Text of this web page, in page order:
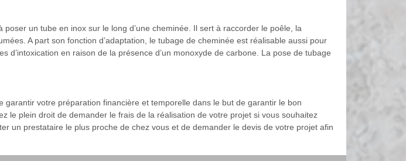
un tube en inox sur le long d’une cheminée. Il sert à raccorder le poêle, la
A part son fonction d’adaptation, le tubage de cheminée est réalisable aussi pour
d’intoxication en raison de la présence d’un monoxyde de carbone. La pose de tubage
votre préparation financière et temporelle dans le but de garantir le bon
le plein droit de demander le frais de la réalisation de votre projet si vous souhaitez
un prestataire le plus proche de chez vous et de demander le devis de votre projet afin